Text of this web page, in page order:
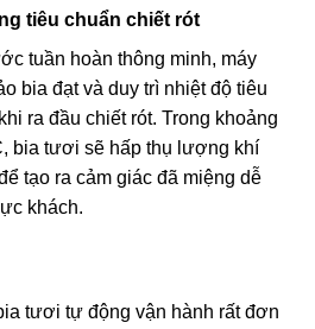
tiêu chuẩn chiết rót
tuần hoàn thông minh, máy
bia đạt và duy trì nhiệt độ tiêu
ra đầu chiết rót. Trong khoảng
bia tươi sẽ hấp thụ lượng khí
tạo ra cảm giác đã miệng dễ
khách.
tươi tự động vận hành rất đơn